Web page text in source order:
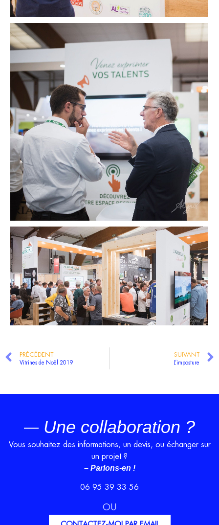
PRÉCÉDENT
Vitrines de Noël 2019
SUIVANT
L’imposture
Une collaboration ?
Vous souhaitez des informations, un devis, ou échanger sur
un projet ?
– Parlons-en !
06 95 39 33 56
OU